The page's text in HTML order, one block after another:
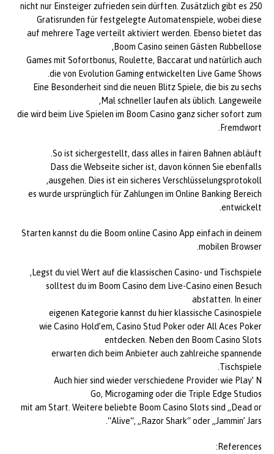
nicht nur Einsteiger zufrieden sein dürften. Zusätzlich gibt es 250
Gratisrunden für festgelegte Automatenspiele, wobei diese
auf mehrere Tage verteilt aktiviert werden. Ebenso bietet das
Boom Casino seinen Gästen Rubbellose,
Games mit Sofortbonus, Roulette, Baccarat und natürlich auch
die von Evolution Gaming entwickelten Live Game Shows.
Eine Besonderheit sind die neuen Blitz Spiele, die bis zu sechs
Mal schneller laufen als üblich. Langeweile,
die wird beim Live Spielen im Boom Casino ganz sicher sofort zum
Fremdwort.
So ist sichergestellt, dass alles in fairen Bahnen abläuft.
Dass die Webseite sicher ist, davon können Sie ebenfalls
ausgehen. Dies ist ein sicheres Verschlüsselungsprotokoll,
es wurde ursprünglich für Zahlungen im Online Banking Bereich
entwickelt.
Starten kannst du die Boom online Casino App einfach in deinem
mobilen Browser.
Legst du viel Wert auf die klassischen Casino- und Tischspiele,
solltest du im Boom Casino dem Live-Casino einen Besuch
abstatten. In einer
eigenen Kategorie kannst du hier klassische Casinospiele
wie Casino Hold’em, Casino Stud Poker oder All Aces Poker
entdecken. Neben den Boom Casino Slots
erwarten dich beim Anbieter auch zahlreiche spannende
Tischspiele.
Auch hier sind wieder verschiedene Provider wie Play’ N
Go, Microgaming oder die Triple Edge Studios
mit am Start. Weitere beliebte Boom Casino Slots sind „Dead or
Alive“, „Razor Shark“ oder „Jammin’ Jars“.
References: